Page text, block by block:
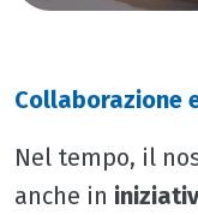
Collaborazione
Nel tempo, il
anche in